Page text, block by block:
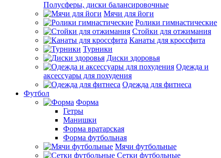
Полусферы, диски балансировочные
Мячи для йоги
Ролики гимнастические
Стойки для отжимания
Канаты для кроссфита
Турники
Диски здоровья
Одежда и
аксессуары для похудения
Одежда для фитнеса
Футбол
Форма
Гетры
Манишки
Форма вратарская
Форма футбольная
Мячи футбольные
Сетки футбольные